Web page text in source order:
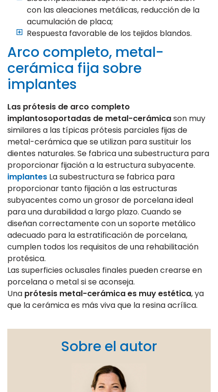
con las aleaciones metálicas, reducción de la
acumulación de placa;
Respuesta favorable de los tejidos blandos.
Arco completo, metal-
cerámica fija sobre
implantes
Las prótesis de arco completo
implantosoportadas de metal-cerámicason muy
similares a las típicas prótesis parciales fijas de
metal-cerámica que se utilizan para sustituir los
dientes naturales. Se fabrica una subestructura para
proporcionar fijación a la estructura subyacente.
implantes La subestructura se fabrica para
proporcionar tanto fijación a las estructuras
subyacentes como un grosor de porcelana ideal
para una durabilidad a largo plazo. Cuando se
diseñan correctamente con un soporte metálico
adecuado para la estratificación de porcelana,
cumplen todos los requisitos de una rehabilitación
protésica.
Las superficies oclusales finales pueden crearse en
porcelana o metal si se aconseja.
Una prótesis metal-cerámica es muy estética, ya
que la cerámica es más viva que la resina acrílica.
Sobre el autor